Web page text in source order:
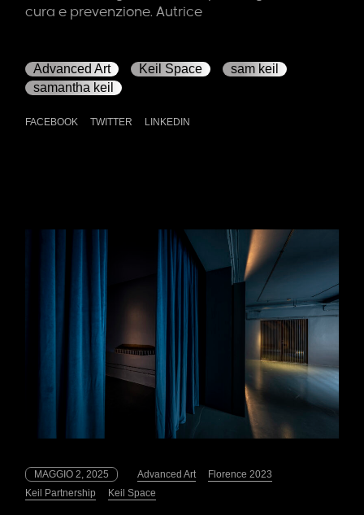
cura e prevenzione. Autrice
Advanced Art Keil Space
sam keil
samantha keil
FACEBOOK TWITTER LINKEDIN
MAGGIO 2, 2025 Advanced Art
Florence 2023
Keil Partnership
Keil Space